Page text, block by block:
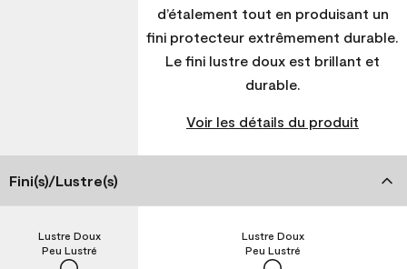
d’étalement tout en produisant un
fini protecteur extrêmement durable.
Le fini lustre doux est brillant et
durable.
Voir les détails du produit
Fini(s)/Lustre(s)
Peu Lustré
Lustre Doux
Peu Lustré
Lustre Doux